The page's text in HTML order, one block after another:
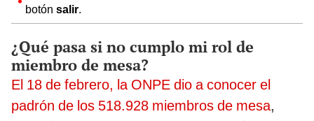
botón salir.
¿Qué pasa si no cumplo mi rol de
miembro de mesa?
El 18 de febrero, la ONPE dio a conocer el
padrón de los 518.928 miembros de mesa,